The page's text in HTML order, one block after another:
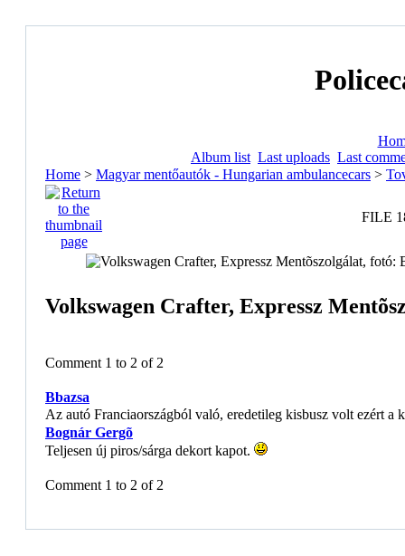
Album list Last uploads Last
Home > Magyar mentőautók - Hungarian ambulancecars >
FILE
Volkswagen Crafter, Expressz
Comment 1 to 2 of 2
Bbazsa
Az autó Franciaországból való, eredetileg kisbusz volt ezért a
Bognár Gergõ
Teljesen új piros/sárga dekort kapot.
Comment 1 to 2 of 2